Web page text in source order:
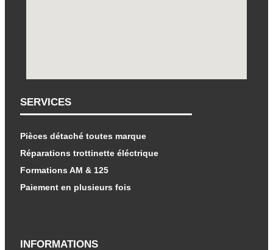
INFORMATIONS
SERVICES
Pièces détaché toutes marque
Réparations trottinette éléctrique
Formations AM & 125
Paiement en plusieurs fois